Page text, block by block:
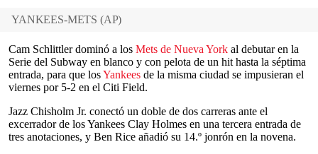
YANKEES-METS (AP)
Cam Schlittler dominó a los Mets de Nueva York al debutar en la
Serie del Subway en blanco y con pelota de un hit hasta la séptima
entrada, para que losYankees de la misma ciudad se impusieran el
viernes por 5-2 en el Citi Field.
Jazz Chisholm Jr. conectó un doble de dos carreras ante el
excerrador de los Yankees Clay Holmes en una tercera entrada de
tres anotaciones, y Ben Rice añadió su 14.º jonrón en la novena.